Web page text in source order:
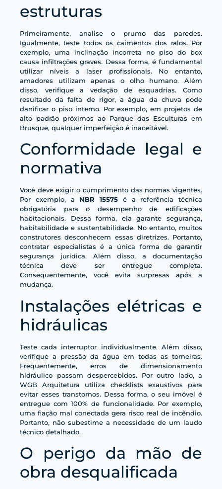
estruturas
Primeiramente, analise o prumo das paredes.
Igualmente, teste todos os caimentos dos ralos. Por
exemplo, uma inclinação incorreta no piso do box
causa infiltrações graves. Dessa forma, é fundamental
utilizar níveis a laser profissionais. No entanto,
amadores utilizam apenas o olho humano. Além
disso, verifique a vedação de esquadrias. Como
resultado da falta de rigor, a água da chuva pode
danificar o piso interno. Por exemplo, em projetos de
alto padrão próximos ao Parque das Esculturas em
Brusque, qualquer imperfeição é inaceitável.
Conformidade legal e
normativa
Você deve exigir o cumprimento das normas vigentes.
Por exemplo, a NBR 15575 é a referência técnica
obrigatória para o desempenho de edificações
habitacionais. Dessa forma, ela garante segurança,
habitabilidade e sustentabilidade. No entanto, muitos
construtores desconhecem essas diretrizes. Portanto,
contratar especialistas é a única forma de garantir
segurança jurídica. Além disso, a documentação
técnica deve ser entregue completa.
Consequentemente, você evita surpresas após a
mudança.
Instalações elétricas e
hidráulicas
Teste cada interruptor individualmente. Além disso,
verifique a pressão da água em todas as torneiras.
Frequentemente, erros de dimensionamento
hidráulico passam despercebidos. Por outro lado, a
WGB Arquitetura utiliza checklists exaustivos para
evitar esses transtornos. Dessa forma, o seu imóvel é
entregue com 100% de funcionalidade. Por exemplo,
uma fiação mal conectada gera risco real de incêndio.
Portanto, não subestime a necessidade de um laudo
técnico detalhado.
O perigo da mão de
obra desqualificada